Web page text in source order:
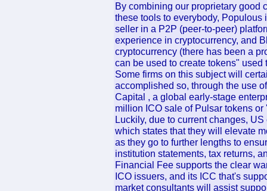
By combining our proprietary good
these tools to everybody,
seller in a P2P (peer-to-peer)
experience in cryptocurrency, and
cryptocurrency (there has been a
can be used to create tokens"
Some firms on this subject will
accomplished so, through the use
Capital , a global early-stage
million ICO sale of Pulsar tokens
Luckily, due to current changes,
which states that they will elevate
as they go to further lengths to
institution statements, tax returns,
Financial Fee supports the clear
ICO issuers, and its ICC that's
market consultants will assist